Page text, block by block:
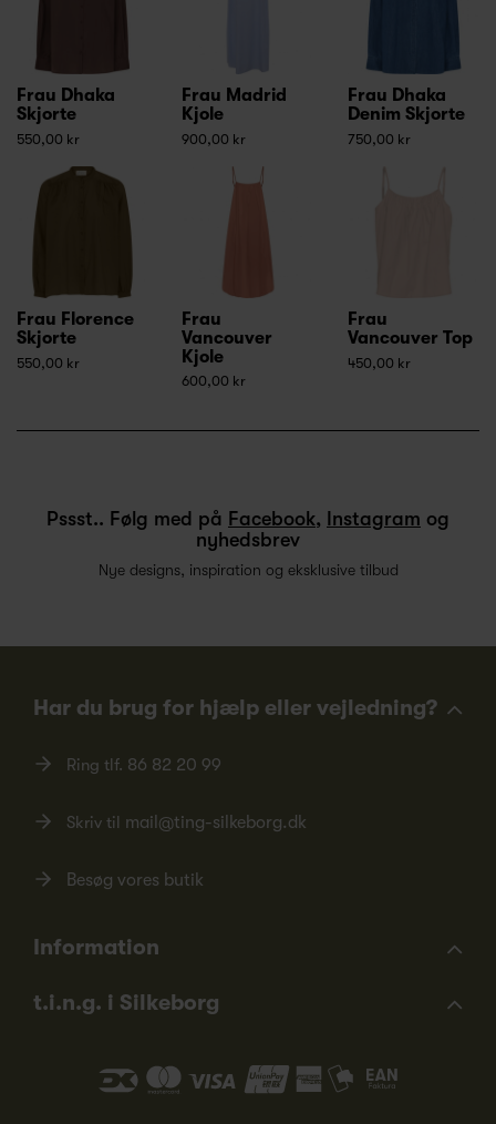
Frau Dhaka
Skjorte
550,00 kr
Frau Madrid
Kjole
900,00 kr
Frau Dhaka
Denim Skjorte
750,00 kr
Frau Florence
Skjorte
550,00 kr
Frau
Vancouver
Kjole
600,00 kr
Frau
Vancouver Top
450,00 kr
Pssst.. Følg med på Facebook, Instagram og
nyhedsbrev
Nye designs, inspiration og eksklusive tilbud
Har du brug for hjælp eller vejledning?
Ring tlf. 86 82 20 99
Skriv til mail@ting-silkeborg.dk
Besøg vores butik
Information
t.i.n.g. i Silkeborg